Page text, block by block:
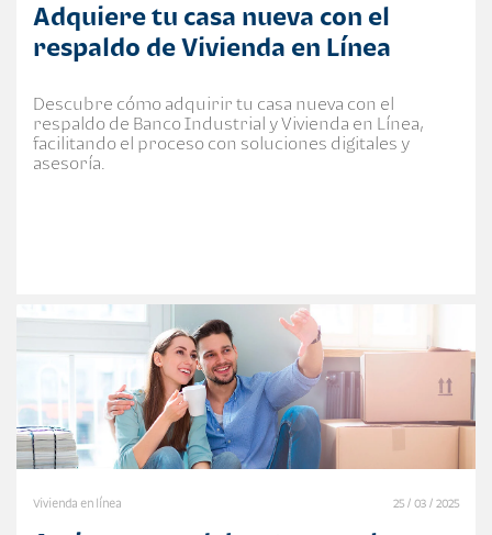
Adquiere tu casa nueva con el
respaldo de Vivienda en Línea
Descubre cómo adquirir tu casa nueva con el
respaldo de Banco Industrial y Vivienda en Línea,
facilitando el proceso con soluciones digitales y
asesoría.
Vivienda en línea 25 / 03 / 2025